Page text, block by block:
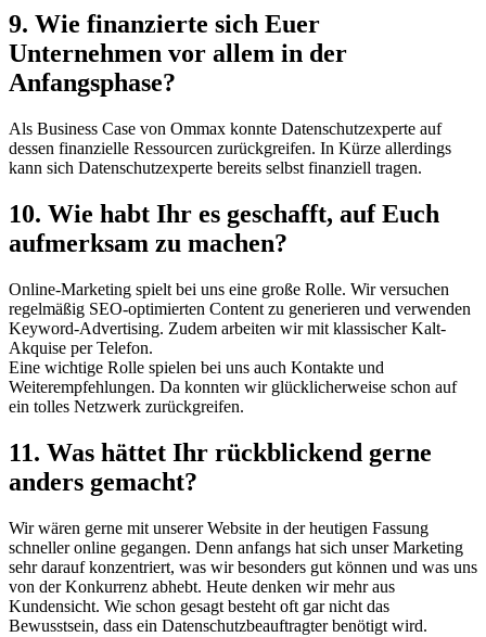
9. Wie finanzierte sich Euer
Unternehmen vor allem in der
Anfangsphase?
Als Business Case von Ommax konnte Datenschutzexperte auf
dessen finanzielle Ressourcen zurückgreifen. In Kürze allerdings
kann sich Datenschutzexperte bereits selbst finanziell tragen.
10. Wie habt Ihr es geschafft, auf Euch
aufmerksam zu machen?
Online-Marketing spielt bei uns eine große Rolle. Wir versuchen
regelmäßig SEO-optimierten Content zu generieren und verwenden
Keyword-Advertising. Zudem arbeiten wir mit klassischer Kalt-
Akquise per Telefon.
Eine wichtige Rolle spielen bei uns auch Kontakte und
Weiterempfehlungen. Da konnten wir glücklicherweise schon auf
ein tolles Netzwerk zurückgreifen.
11. Was hättet Ihr rückblickend gerne
anders gemacht?
Wir wären gerne mit unserer Website in der heutigen Fassung
schneller online gegangen. Denn anfangs hat sich unser Marketing
sehr darauf konzentriert, was wir besonders gut können und was uns
von der Konkurrenz abhebt. Heute denken wir mehr aus
Kundensicht. Wie schon gesagt besteht oft gar nicht das
Bewusstsein, dass ein Datenschutzbeauftragter benötigt wird.